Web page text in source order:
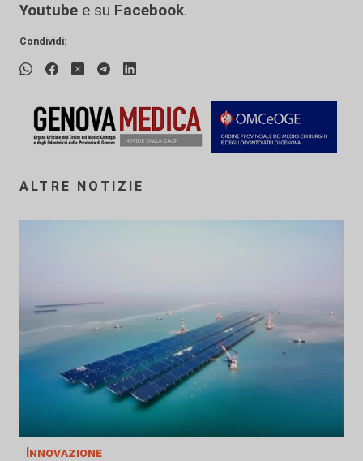
Youtube e su Facebook.
Condividi:
ALTRE NOTIZIE
Innovazione